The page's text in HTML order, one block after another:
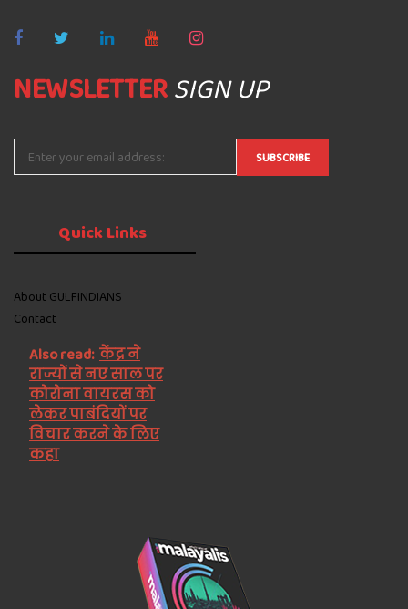
NEWSLETTERSIGN UP
QuickLinks
About GULFINDIANS
Contact
Also read: केंद्र ने
राज्यों से नए साल पर
कोरोना वायरस को
लेकर पाबंदियों पर
विचार करने के लिए
कहा